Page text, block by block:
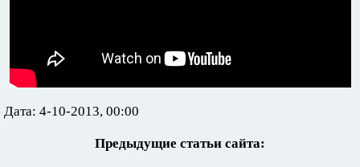
Дата: 4-10-2013, 00:00
Предыдущие статьи сайта: